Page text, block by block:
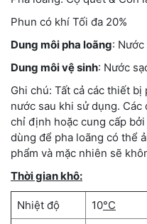
Phun có khí Tối đa 20%
Dung môi pha loãng: Nước
Dung môi vệ sinh: Nước
Ghi chú: Tất cả các thiết
nước sau khi sử dụng.
chỉ định hoặc cung cấp
dùng để pha loãng có thể
phẩm và mặc nhiên sẽ
Thời gian khô:
Nhiệt độ 10°C